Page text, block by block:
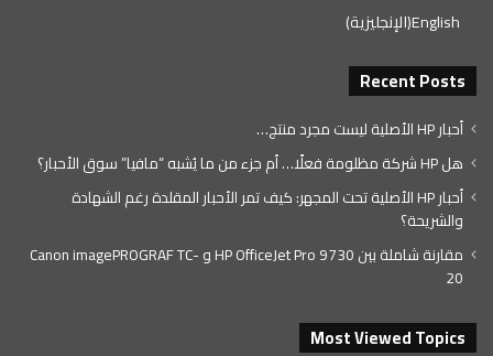
English
(الإنجليزية)
Recent Posts
أحبار HP الأصلية ليست مجرد منتج…
هل HP شركة مظلومة فعلًا… أم جزء من ما يُشبه “مافيا” سوق الأحبار؟
أحبار HP الأصلية تحت المجهر: كيف تمر الأحبار المقلدة رغم الشهادة
والشريحة؟
مقارنة شاملة بين HP OfficeJet Pro 9730 و Canon imagePROGRAF TC-
20
Most Viewed Topics